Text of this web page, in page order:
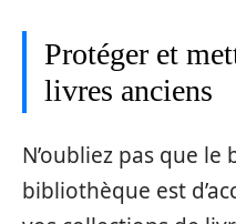
Protéger et
livres anciens
N’oubliez pas que
bibliothèque est